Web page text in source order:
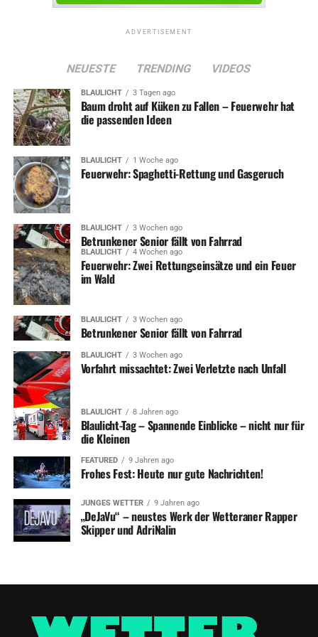
ADVERTISEMENT
NEUESTE TRENDING VIDEOS
BLAULICHT 3 Tagen ago
Baum droht auf Küken zu Fallen – Feuerwehr hat
die passenden Ideen
BLAULICHT 1 Woche ago
Feuerwehr: Spaghetti-Rettung und Gasgeruch
BLAULICHT 3 Wochen ago
Betrunkener Senior fällt von Fahrrad
BLAULICHT 4 Wochen ago
Feuerwehr: Zwei Rettungseinsätze und ein Feuer
im Wald
BLAULICHT 3 Wochen ago
Betrunkener Senior fällt von Fahrrad
BLAULICHT 3 Wochen ago
Vorfahrt missachtet: Zwei Verletzte nach Unfall
BLAULICHT 8 Jahren ago
Blaulicht-Tag – Spannende Einblicke – nicht nur für
die Kleinen
FEATURED 9 Jahren ago
Frohes Fest: Heute nur gute Nachrichten!
JUNGES WETTER 9 Jahren ago
„DeJaVu“ – neustes Werk der Wetteraner Rapper
Skipper und AdriNalin